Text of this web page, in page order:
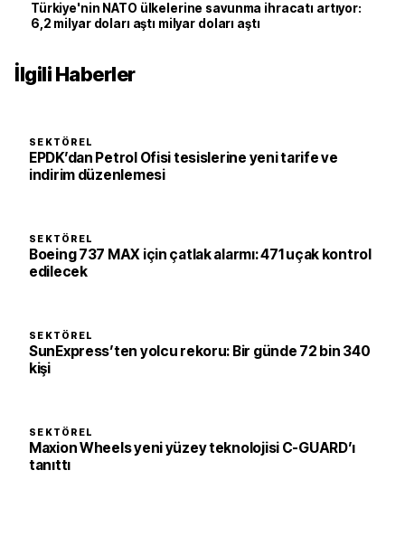
Türkiye'nin NATO ülkelerine savunma ihracatı artıyor:
6,2 milyar doları aştı milyar doları aştı
İlgili Haberler
SEKTÖREL
EPDK’dan Petrol Ofisi tesislerine yeni tarife ve
indirim düzenlemesi
SEKTÖREL
Boeing 737 MAX için çatlak alarmı: 471 uçak kontrol
edilecek
SEKTÖREL
SunExpress’ten yolcu rekoru: Bir günde 72 bin 340
kişi
SEKTÖREL
Maxion Wheels yeni yüzey teknolojisi C-GUARD’ı
tanıttı